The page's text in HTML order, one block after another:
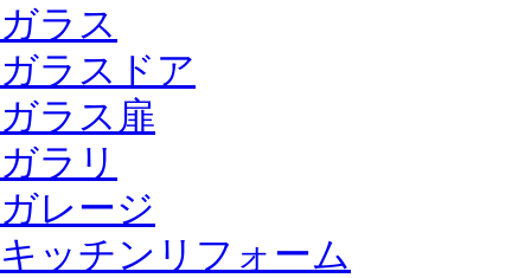
ガラス
ガラスドア
ガラス扉
ガラリ
ガレージ
キッチンリフォーム